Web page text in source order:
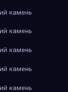
камень
камень
камень
камень
камень